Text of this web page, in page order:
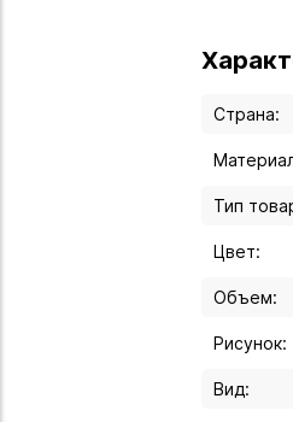
Страна:
Тип
Цвет:
Объем:
Рисунок:
Вид: